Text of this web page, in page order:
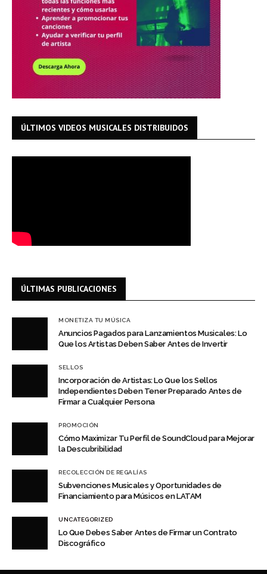
ÚLTIMOS VIDEOS MUSICALES DISTRIBUIDOS
ÚLTIMAS PUBLICACIONES
MONETIZA TU MÚSICA
Anuncios Pagados para Lanzamientos Musicales: Lo
Que los Artistas Deben Saber Antes de Invertir
SELLOS
Incorporación de Artistas: Lo Que los Sellos
Independientes Deben Tener Preparado Antes de
Firmar a Cualquier Persona
PROMOCIÓN
Cómo Maximizar Tu Perfil de SoundCloud para Mejorar
la Descubribilidad
RECOLECCIÓN DE REGALÍAS
Subvenciones Musicales y Oportunidades de
Financiamiento para Músicos en LATAM
UNCATEGORIZED
Lo Que Debes Saber Antes de Firmar un Contrato
Discográfico